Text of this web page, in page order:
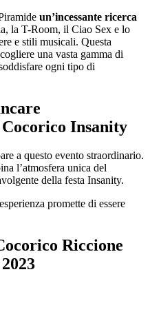
un’incessante ricerca
la T-Room, il Ciao Sex e lo
e stili musicali. Questa
una vasta gamma di
ogni tipo di
Insanity
a questo evento straordinario.
l’atmosfera unica del
della festa Insanity.
promette di essere
Riccione